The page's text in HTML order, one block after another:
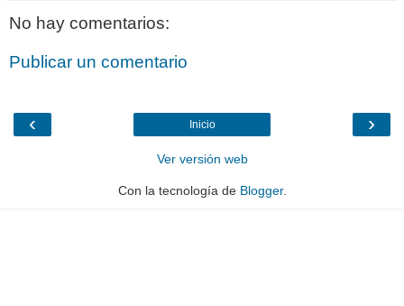
No hay comentarios:
Publicar un comentario
‹ ›
Inicio
Ver versión web
Con la tecnología de Blogger.